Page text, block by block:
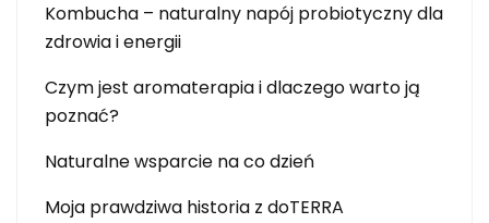
Kombucha – naturalny napój probiotyczny dla
zdrowia i energii
Czym jest aromaterapia i dlaczego warto ją
poznać?
Naturalne wsparcie na co dzień
Moja prawdziwa historia z doTERRA